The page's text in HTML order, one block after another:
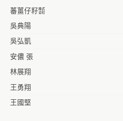
蕃薑仔籽㍿
吳典陽
吳弘凱
安儂 張
林展翔
王勇翔
王國堅